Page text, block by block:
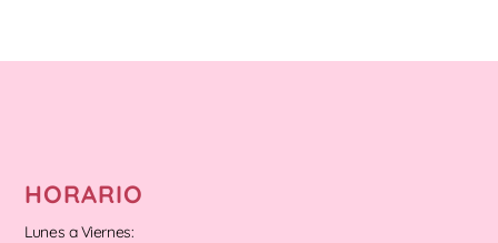
HORARIO
Lunes a Viernes: